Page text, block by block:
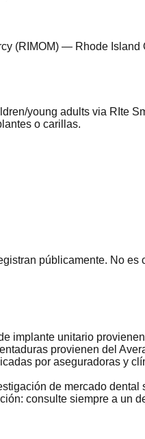
(RIMOM) — Rhode
young adults via RIte
o carillas.
públicamente. No es
implante unitario
provienen del
por aseguradoras y
de mercado
consulte siempre a un